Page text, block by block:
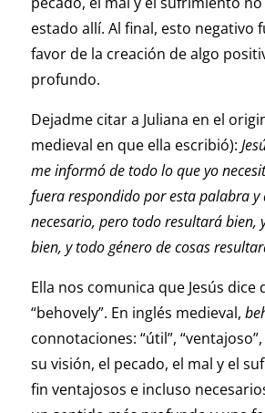
estado allí. Al final, esto negativo
favor de la creación de algo
profundo.
Dejadme citar a Juliana en el
medieval en que ella escribió):
me informó de todo lo que yo
fuera respondido por esta palabra y
necesario, pero todo resultará bien,
bien, y todo género de cosas
Ella nos comunica que Jesús dice
“behovely”. En inglés medieval,
connotaciones: “útil”, “ventajoso”,
su visión, el pecado, el mal y el
fin ventajosos e incluso